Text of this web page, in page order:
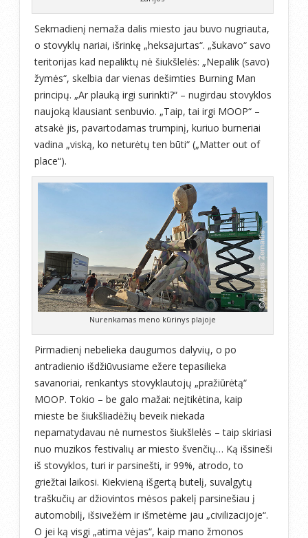
Sekmadienį nemaža dalis miesto jau buvo nugriauta,
o stovyklų nariai, išrinkę „heksajurtas“. „šukavo“ savo
teritorijas kad nepaliktų nė šiukšlelės: „Nepalik (savo)
žymės“, skelbia dar vienas dešimties Burning Man
principų. „Ar plauką irgi surinkti?“ – nugirdau stovyklos
naujoką klausiant senbuvio. „Taip, tai irgi MOOP“ –
atsakė jis, pavartodamas trumpinį, kuriuo burneriai
vadina „viską, ko neturėtų ten būti“ („Matter out of
place“).
Nurenkamas meno kūrinys plajoje
Pirmadienį nebelieka daugumos dalyvių, o po
antradienio išdžiūvusiame ežere tepasilieka
savanoriai, renkantys stovyklautojų „pražiūrėtą“
MOOP. Tokio – be galo mažai: neįtikėtina, kaip
mieste be šiukšliadėžių beveik niekada
nepamatydavau nė numestos šiukšlelės – taip skiriasi
nuo muzikos festivalių ar miesto švenčių… Ką išsineši
iš stovyklos, turi ir parsinešti, ir 99%, atrodo, to
griežtai laikosi. Kiekvieną išgertą butelį, suvalgytų
traškučių ar džiovintos mėsos pakelį parsinešiau į
automobilį, išsivežėm ir išmetėme jau „civilizacijoje“.
O jei ką visgi „atima vėjas“, kaip mano žmonos